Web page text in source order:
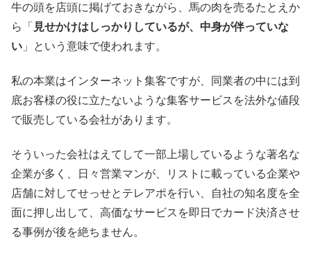
牛の頭を店頭に掲げておきながら、馬の肉を売るたとえか
ら「 見せかけはしっかりしているが、中身が伴っていな
い 」という意味で使われます。
私の本業はインターネット集客ですが、同業者の中には到
底お客様の役に立たないような集客サービスを法外な値段
で販売している会社があります。
そういった会社はえてして一部上場しているような著名な
企業が多く、日々営業マンが、リストに載っている企業や
店舗に対してせっせとテレアポを行い、自社の知名度を全
面に押し出して、高価なサービスを即日でカード決済させ
る事例が後を絶ちません。